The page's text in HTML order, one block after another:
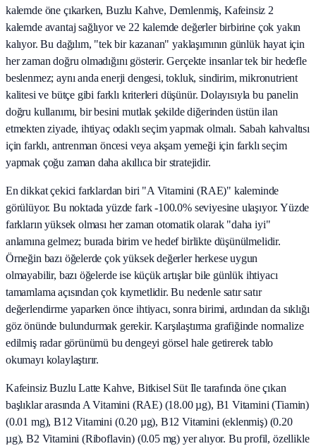
kalemde öne çıkarken, Buzlu Kahve, Demlenmiş, Kafeinsiz 2
kalemde avantaj sağlıyor ve 22 kalemde değerler birbirine çok yakın
kalıyor. Bu dağılım, "tek bir kazanan" yaklaşımının günlük hayat için
her zaman doğru olmadığını gösterir. Gerçekte insanlar tek bir hedefle
beslenmez; aynı anda enerji dengesi, tokluk, sindirim, mikronutrient
kalitesi ve bütçe gibi farklı kriterleri düşünür. Dolayısıyla bu panelin
doğru kullanımı, bir besini mutlak şekilde diğerinden üstün ilan
etmekten ziyade, ihtiyaç odaklı seçim yapmak olmalı. Sabah kahvaltısı
için farklı, antrenman öncesi veya akşam yemeği için farklı seçim
yapmak çoğu zaman daha akıllıca bir stratejidir.
En dikkat çekici farklardan biri "A Vitamini (RAE)" kaleminde
görülüyor. Bu noktada yüzde fark -100.0% seviyesine ulaşıyor. Yüzde
farkların yüksek olması her zaman otomatik olarak "daha iyi"
anlamına gelmez; burada birim ve hedef birlikte düşünülmelidir.
Örneğin bazı öğelerde çok yüksek değerler herkese uygun
olmayabilir, bazı öğelerde ise küçük artışlar bile günlük ihtiyacı
tamamlama açısından çok kıymetlidir. Bu nedenle satır satır
değerlendirme yaparken önce ihtiyacı, sonra birimi, ardından da sıklığı
göz önünde bulundurmak gerekir. Karşılaştırma grafiğinde normalize
edilmiş radar görünümü bu dengeyi görsel hale getirerek tablo
okumayı kolaylaştırır.
Kafeinsiz Buzlu Latte Kahve, Bitkisel Süt Ile tarafında öne çıkan
başlıklar arasında A Vitamini (RAE) (18.00 µg), B1 Vitamini (Tiamin)
(0.01 mg), B12 Vitamini (0.20 µg), B12 Vitamini (eklenmiş) (0.20
µg), B2 Vitamini (Riboflavin) (0.05 mg) yer alıyor. Bu profil, özellikle